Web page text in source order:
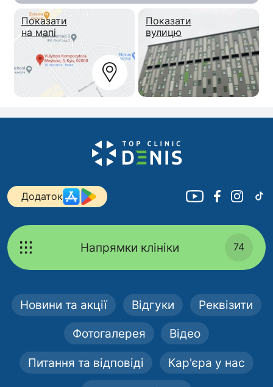
Показати
на мапі
Показати
вулицю
Додаток
Напрямки клініки 74
Новини та акції Відгуки Реквізити
Фотогалерея Відео
Питання та відповіді Кар'єра у нас